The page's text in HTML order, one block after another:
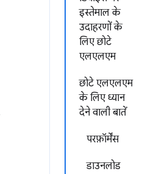
इस्तेमाल के
उदाहरणों के
लिए छोटे
एलएलएम
छोटे एलएलएम
के लिए ध्यान
देने वाली बातें
परफ़ॉर्मेंस
डाउनलोड